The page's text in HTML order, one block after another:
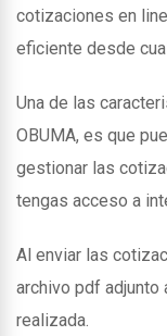
cotizaciones en
eficiente desde
Una de las
OBUMA, es que
gestionar las
tengas acceso a
Al enviar las
archivo pdf adjunto
realizada.